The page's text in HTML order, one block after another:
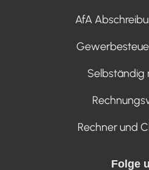
AfA
Selbständig
Rechner und
Folge